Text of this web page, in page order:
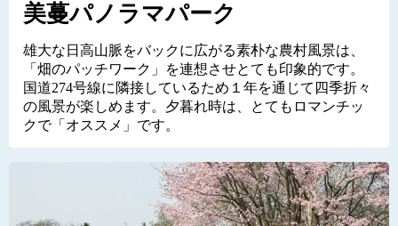
美蔓パノラマパーク
雄大な日高山脈をバックに広がる素朴な農村風景は、
「畑のパッチワーク」を連想させとても印象的です。
国道274号線に隣接しているため１年を通じて四季折々
の風景が楽しめます。夕暮れ時は、とてもロマンチッ
クで「オススメ」です。